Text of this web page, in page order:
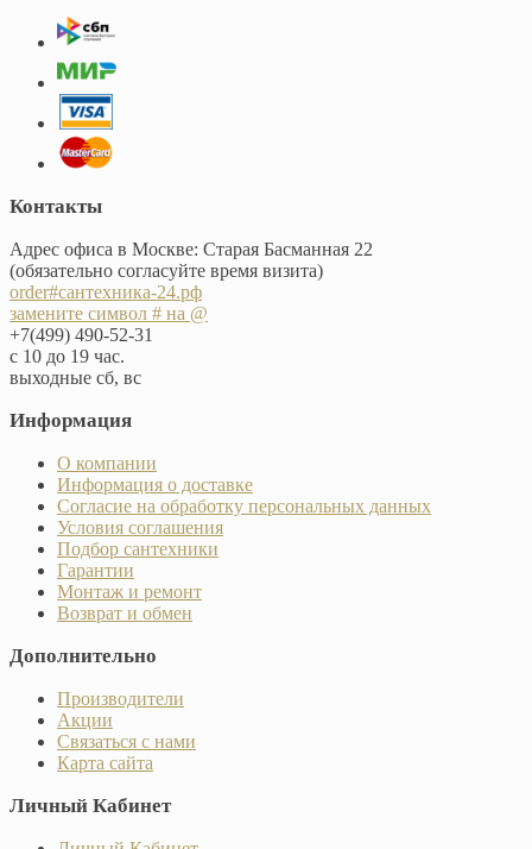
Контакты
Адрес офиса в Москве: Старая Басманная 22
(обязательно согласуйте время визита)
order#сантехника-24.рф
замените символ # на @
+7(499) 490-52-31
с 10 до 19 час.
выходные сб, вс
Информация
О компании
Информация о доставке
Согласие на обработку персональных данных
Условия соглашения
Подбор сантехники
Гарантии
Монтаж и ремонт
Возврат и обмен
Дополнительно
Производители
Акции
Связаться с нами
Карта сайта
Личный Кабинет